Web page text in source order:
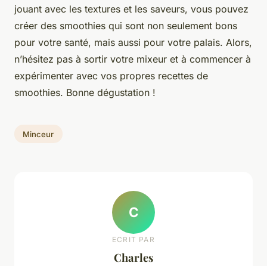
jouant avec les textures et les saveurs, vous pouvez
créer des smoothies qui sont non seulement bons
pour votre santé, mais aussi pour votre palais. Alors,
n’hésitez pas à sortir votre mixeur et à commencer à
expérimenter avec vos propres recettes de
smoothies. Bonne dégustation !
Minceur
C
ECRIT PAR
Charles